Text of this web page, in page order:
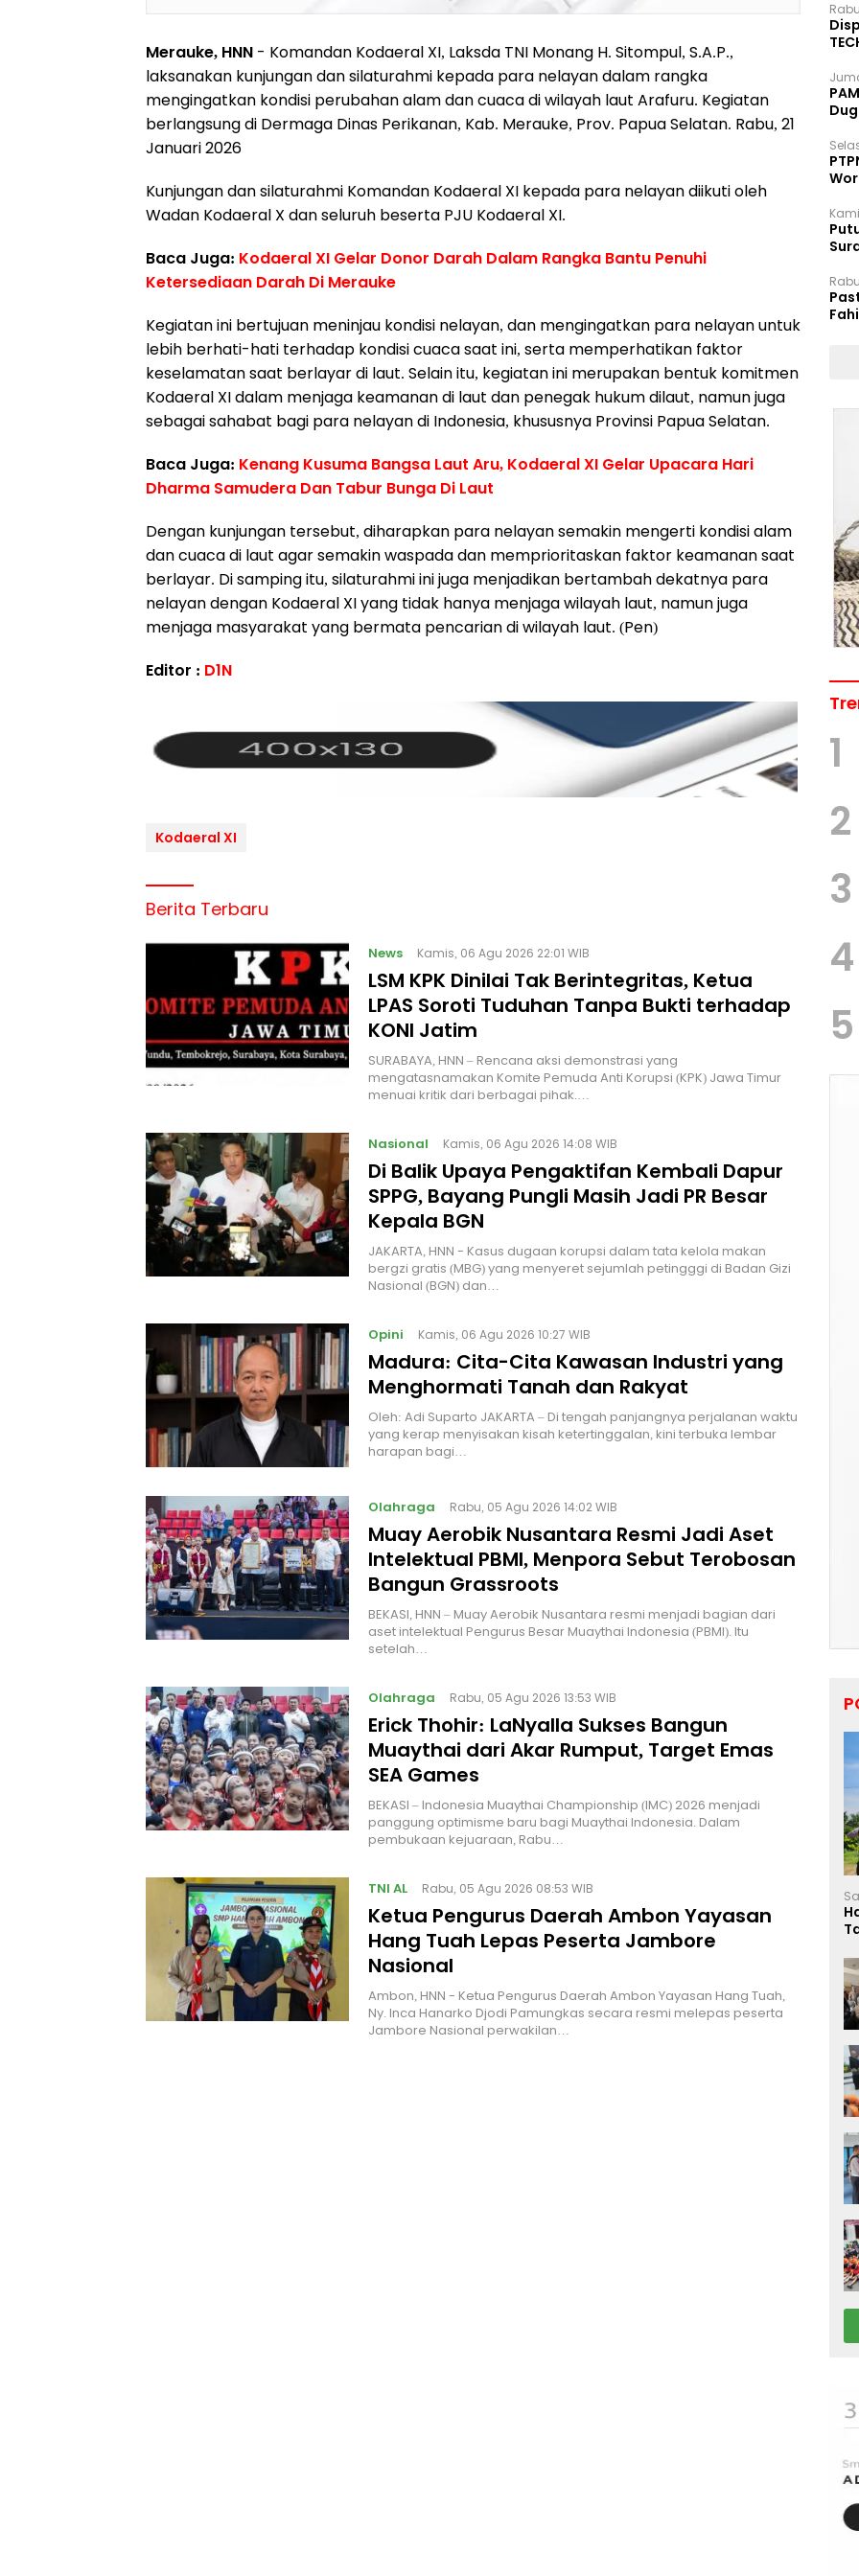
Merauke, HNN - Komandan Kodaeral XI, Laksda TNI Monang H. Sitompul, S.A.P.,
laksanakan kunjungan dan silaturahmi kepada para nelayan dalam rangka
mengingatkan kondisi perubahan alam dan cuaca di wilayah laut Arafuru. Kegiatan
berlangsung di Dermaga Dinas Perikanan, Kab. Merauke, Prov. Papua Selatan. Rabu, 21
Januari 2026
Kunjungan dan silaturahmi Komandan Kodaeral XI kepada para nelayan diikuti oleh
Wadan Kodaeral X dan seluruh beserta PJU Kodaeral XI.
Baca Juga: Kodaeral XI Gelar Donor Darah Dalam Rangka Bantu Penuhi
Ketersediaan Darah Di Merauke
Kegiatan ini bertujuan meninjau kondisi nelayan, dan mengingatkan para nelayan untuk
lebih berhati-hati terhadap kondisi cuaca saat ini, serta memperhatikan faktor
keselamatan saat berlayar di laut. Selain itu, kegiatan ini merupakan bentuk komitmen
Kodaeral XI dalam menjaga keamanan di laut dan penegak hukum dilaut, namun juga
sebagai sahabat bagi para nelayan di Indonesia, khususnya Provinsi Papua Selatan.
Baca Juga: Kenang Kusuma Bangsa Laut Aru, Kodaeral XI Gelar Upacara Hari
Dharma Samudera Dan Tabur Bunga Di Laut
Dengan kunjungan tersebut, diharapkan para nelayan semakin mengerti kondisi alam
dan cuaca di laut agar semakin waspada dan memprioritaskan faktor keamanan saat
berlayar. Di samping itu, silaturahmi ini juga menjadikan bertambah dekatnya para
nelayan dengan Kodaeral XI yang tidak hanya menjaga wilayah laut, namun juga
menjaga masyarakat yang bermata pencarian di wilayah laut. (Pen)
Editor : D1N
Kodaeral XI
Berita Terbaru
News Kamis, 06 Agu 2026 22:01 WIB
LSM KPK Dinilai Tak Berintegritas, Ketua
LPAS Soroti Tuduhan Tanpa Bukti terhadap
KONI Jatim
SURABAYA, HNN – Rencana aksi demonstrasi yang
mengatasnamakan Komite Pemuda Anti Korupsi (KPK) Jawa Timur
menuai kritik dari berbagai pihak.…
Nasional Kamis, 06 Agu 2026 14:08 WIB
Di Balik Upaya Pengaktifan Kembali Dapur
SPPG, Bayang Pungli Masih Jadi PR Besar
Kepala BGN
JAKARTA, HNN - Kasus dugaan korupsi dalam tata kelola makan
bergzi gratis (MBG) yang menyeret sejumlah petingggi di Badan Gizi
Nasional (BGN) dan…
Opini Kamis, 06 Agu 2026 10:27 WIB
Madura: Cita-Cita Kawasan Industri yang
Menghormati Tanah dan Rakyat
Oleh: Adi Suparto JAKARTA – Di tengah panjangnya perjalanan waktu
yang kerap menyisakan kisah ketertinggalan, kini terbuka lembar
harapan bagi…
Olahraga Rabu, 05 Agu 2026 14:02 WIB
Muay Aerobik Nusantara Resmi Jadi Aset
Intelektual PBMI, Menpora Sebut Terobosan
Bangun Grassroots
BEKASI, HNN – Muay Aerobik Nusantara resmi menjadi bagian dari
aset intelektual Pengurus Besar Muaythai Indonesia (PBMI). Itu
setelah…
Olahraga Rabu, 05 Agu 2026 13:53 WIB
Erick Thohir: LaNyalla Sukses Bangun
Muaythai dari Akar Rumput, Target Emas
SEA Games
BEKASI – Indonesia Muaythai Championship (IMC) 2026 menjadi
panggung optimisme baru bagi Muaythai Indonesia. Dalam
pembukaan kejuaraan, Rabu…
TNI AL Rabu, 05 Agu 2026 08:53 WIB
Ketua Pengurus Daerah Ambon Yayasan
Hang Tuah Lepas Peserta Jambore
Nasional
Ambon, HNN - Ketua Pengurus Daerah Ambon Yayasan Hang Tuah,
Ny. Inca Hanarko Djodi Pamungkas secara resmi melepas peserta
Jambore Nasional perwakilan…
1
2
3
4
5